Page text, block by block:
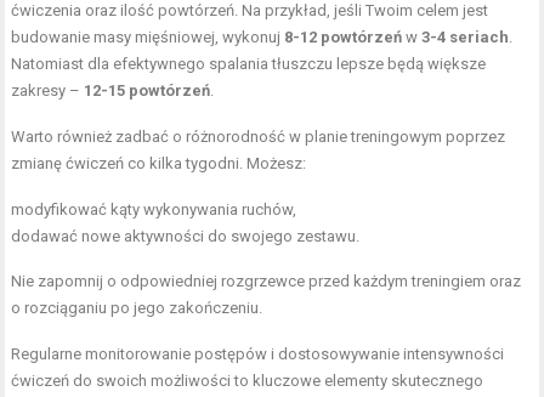
ćwiczenia oraz ilość powtórzeń. Na przykład, jeśli Twoim celem jest
budowanie masy mięśniowej, wykonuj 8-12 powtórzeń w3-4 seriach.
Natomiast dla efektywnego spalania tłuszczu lepsze będą większe
zakresy – 12-15 powtórzeń.
Warto również zadbać o różnorodność w planie treningowym poprzez
zmianę ćwiczeń co kilka tygodni. Możesz:
modyfikować kąty wykonywania ruchów,
dodawać nowe aktywności do swojego zestawu.
Nie zapomnij o odpowiedniej rozgrzewce przed każdym treningiem oraz
o rozciąganiu po jego zakończeniu.
Regularne monitorowanie postępów i dostosowywanie intensywności
ćwiczeń do swoich możliwości to kluczowe elementy skutecznego